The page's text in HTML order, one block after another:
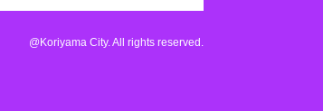
@Koriyama City. All rights reserved.